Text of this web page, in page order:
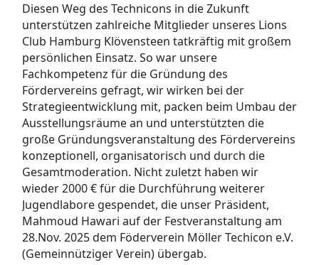
Diesen Weg des Technicons in die Zukunft
unterstützen zahlreiche Mitglieder unseres Lions
Club Hamburg Klövensteen tatkräftig mit großem
persönlichen Einsatz. So war unsere
Fachkompetenz für die Gründung des
Fördervereins gefragt, wir wirken bei der
Strategieentwicklung mit, packen beim Umbau der
Ausstellungsräume an und unterstützten die
große Gründungsveranstaltung des Fördervereins
konzeptionell, organisatorisch und durch die
Gesamtmoderation. Nicht zuletzt haben wir
wieder 2000 € für die Durchführung weiterer
Jugendlabore gespendet, die unser Präsident,
Mahmoud Hawari auf der Festveranstaltung am
28.Nov. 2025 dem Föderverein Möller Techicon e.V.
(Gemeinnütziger Verein) übergab.